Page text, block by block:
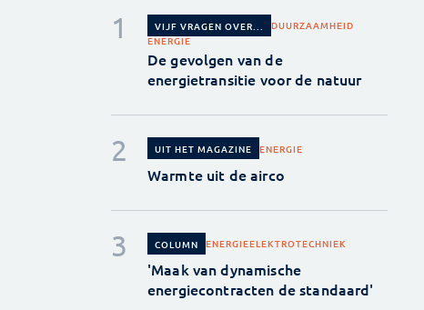
VIJF VRAGEN OVER...
DUURZAAMHEID
ENERGIE
De gevolgen van de
energietransitie voor de natuur
UIT HET MAGAZINE ENERGIE
Warmte uit de airco
COLUMN ENERGIEELEKTROTECHNIEK
'Maak van dynamische
energiecontracten de standaard'